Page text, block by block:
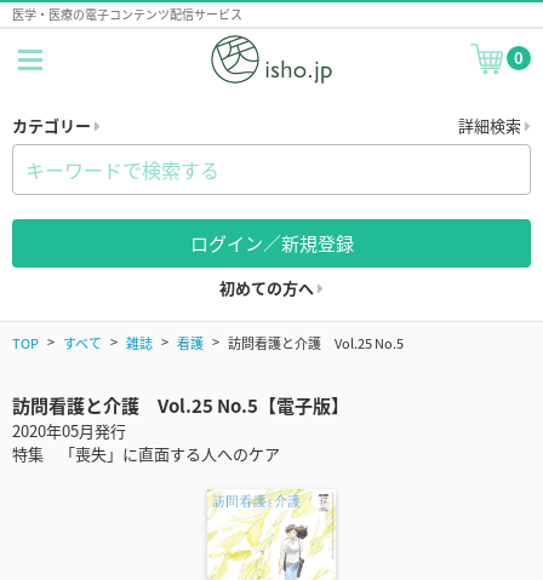
医学・医療の電子コンテンツ配信サービス
0
カテゴリー 詳細検索
ログイン／新規登録
初めての方へ
TOP すべて 雑誌 看護 訪問看護と介護 Vol.25 No.5
訪問看護と介護 Vol.25 No.5【電子版】
2020年05月発行
特集 「喪失」に直面する人へのケア